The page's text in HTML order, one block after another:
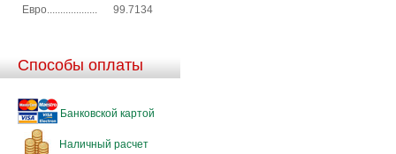
Евро...................
99.7134
Способы оплаты
Банковской картой
Наличный расчет